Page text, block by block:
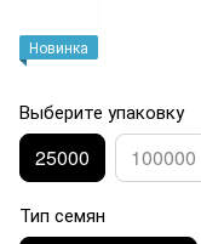
Новинка
Выберите упаковку
25000 100000
Тип семян